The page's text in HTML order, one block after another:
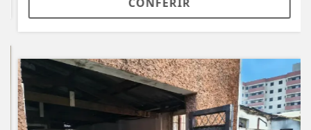
CONFERIR